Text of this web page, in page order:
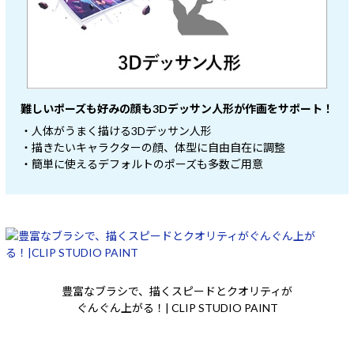
難しいポーズも好みの顔も3Dデッサン人形が作画をサポート！
・人体がうまく描ける3Dデッサン人形
・描きたいキャラクターの顔、体型に自由自在に調整
・簡単に使えるデフォルトのポーズも多数ご用意
豊富なブラシで、描くスピードとクオリティが
ぐんぐん上がる！| CLIP STUDIO PAINT